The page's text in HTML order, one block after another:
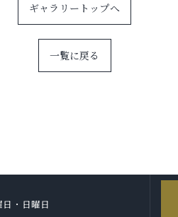
ギャラリートップへ
一覧に戻る
・日曜日